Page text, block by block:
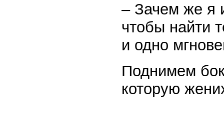
– Зачем же я
чтобы найти
и одно
Поднимем
которую